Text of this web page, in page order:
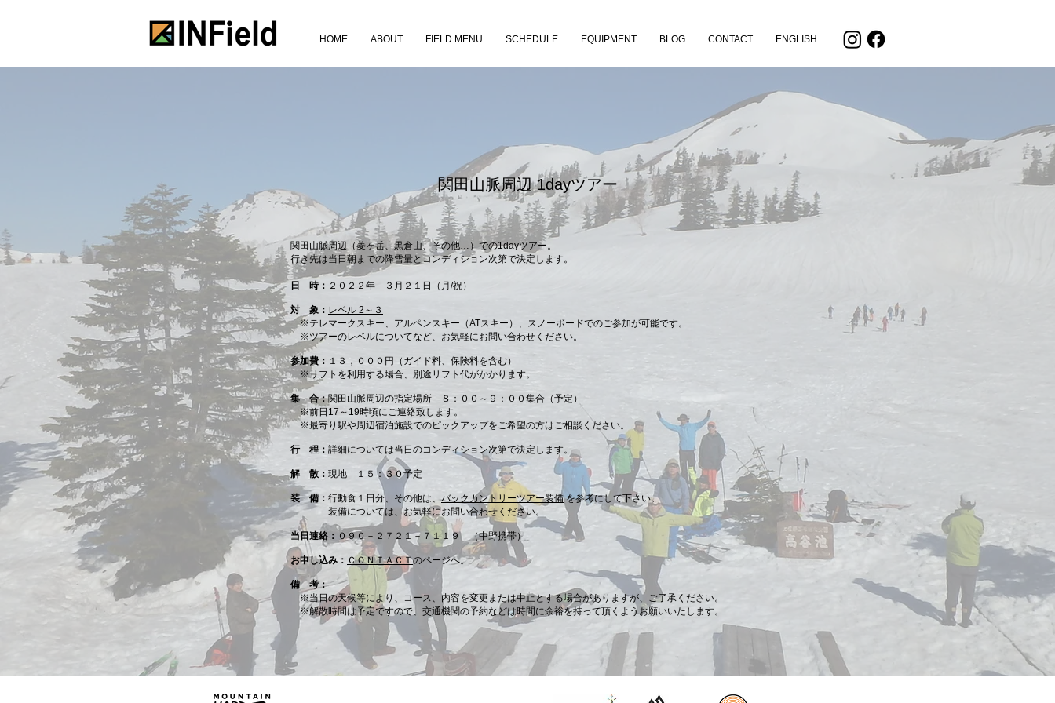
HOME ABOUT FIELD MENU SCHEDULE EQUIPMENT BLOG CONTACT ENGLISH
関田山脈周辺1dayツアー
関田山脈周辺（菱ヶ岳、黒倉山、その他…）での1dayツアー。
行き先は当日朝までの降雪量とコンディション次第で決定します。
日 時： ２０２２年 ３月２１日（月/祝）
対 象： レベル 2～３
※テレマークスキー、アルペンスキー（ATスキー）、スノーボードでのご参加が可能です。
​ ※ツアーのレベルについてなど、お気軽にお問い合わせください。
参加費： １３，０００円（ガイド料、保険料を含む）
※リフトを利用する場合、別途リフト代がかかります。
集 合：関田山脈周辺の指定場所 ８：００～９：００集合（予定）
※前日17～19時頃にご連絡致します。
※最寄り駅や周辺宿泊施設でのピックアップをご希望の方はご相談ください。
行 程： 詳細については当日のコンディション次第で決定します。
解 散： 現地 １５：３０予定
装 備： 行動食１日分、その他は、バックカントリーツアー装備を参考にして下さい。
装備については、お気軽にお問い合わせください。
当日連絡： ０９０－２７２１－７１１９ （中野携帯）
お申し込み： ＣＯＮＴＡＣＴのページへ。
備 考：
※当日の天候等により、コース、内容を変更または中止とする場合がありますが、ご了承ください。
※解散時間は予定ですので、交通機関の予約などは時間に余裕を持って頂くようお願いいたします。